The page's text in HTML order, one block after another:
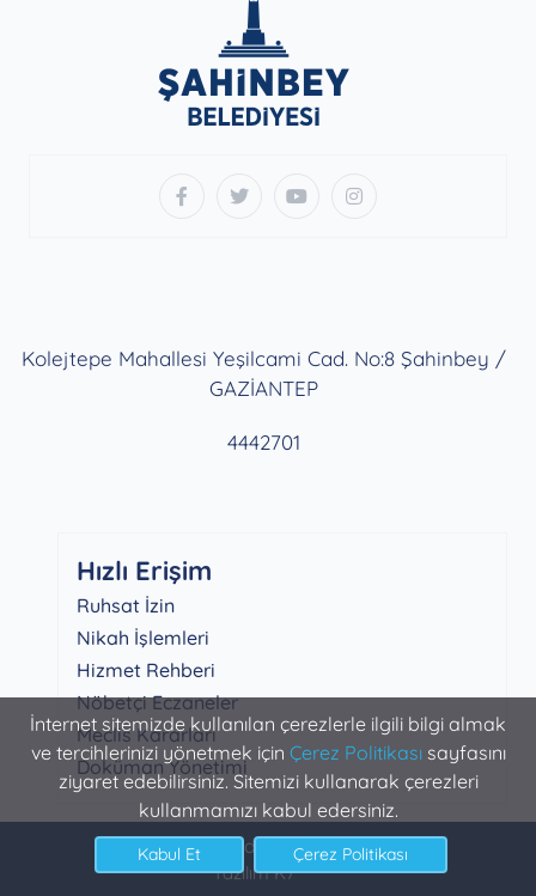
İnternet sitemizde kullanılan çerezlerle ilgili bilgi almak
ve tercihlerinizi yönetmek için Çerez Politikasısayfasını
ziyaret edebilirsiniz. Sitemizi kullanarak çerezleri
kullanmamızı kabul edersiniz.
Kolejtepe Mahallesi Yeşilcami Cad. No:8 Şahinbey /
GAZİANTEP
4442701
Hızlı Erişim
Ruhsat İzin
Nikah İşlemleri
Hizmet Rehberi
Nöbetçi Eczaneler
Meclis Kararları
Doküman Yönetimi
Şahinbey Belediyesi Bilgi İşlem
Yazılım K7